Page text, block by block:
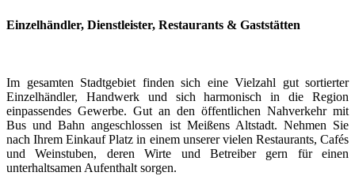
Einzelhändler, Dienstleister, Restaurants & Gaststätten
Im gesamten Stadtgebiet finden sich eine Vielzahl gut sortierter
Einzelhändler, Handwerk und sich harmonisch in die Region
einpassendes Gewerbe. Gut an den öffentlichen Nahverkehr mit
Bus und Bahn angeschlossen ist Meißens Altstadt. Nehmen Sie
nach Ihrem Einkauf Platz in einem unserer vielen Restaurants, Cafés
und Weinstuben, deren Wirte und Betreiber gern für einen
unterhaltsamen Aufenthalt sorgen.